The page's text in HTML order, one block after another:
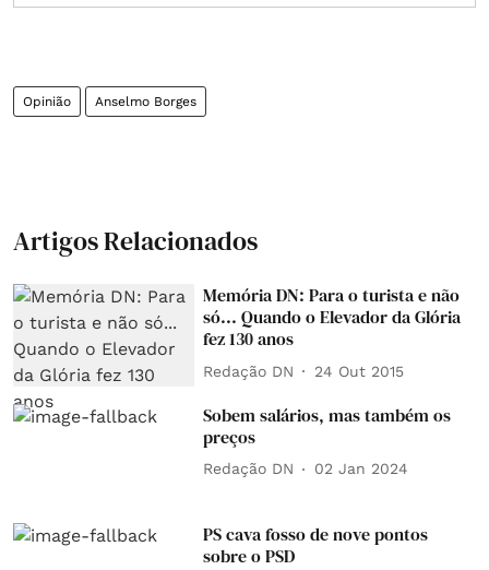
Opinião Anselmo Borges
Artigos Relacionados
Memória DN: Para o turista e não
só... Quando o Elevador da Glória
fez 130 anos
Redação DN 24 Out 2015
Sobem salários, mas também os
preços
Redação DN 02 Jan 2024
PS cava fosso de nove pontos
sobre o PSD